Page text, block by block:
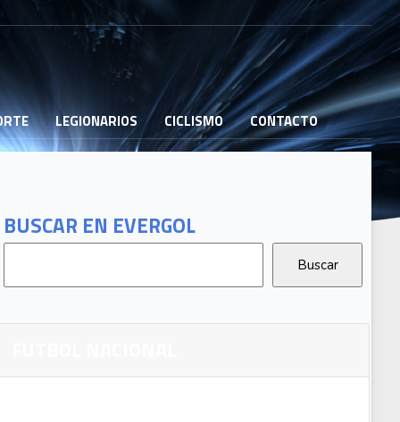
LEGIONARIOS CICLISMO CONTACTO
BUSCAR EN EVERGOL